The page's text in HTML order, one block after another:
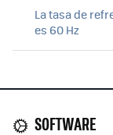
La tasa de
es 60 Hz
SOFTWARE